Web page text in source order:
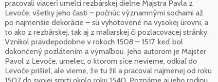
pracovali viacerí umelci rezbárskej dielne Majstra Pavla z
Levoče, všetky jeho časti – počnúc významnými sochami až
po najmenšie dekorácie – sú vyhotovené na vysokej úrovni, a
to ako z rezbárskej, tak aj z maliarskej či pozlacovacej stránky.
Vznikol pravdepodobne v rokoch 1508 – 1517, keď bol
dokončený pozlátením a výmaľbou. Jeho autorom je Majster
Pavol z Levoče, umelec, o ktorom síce nevieme, odkiaľ do
Levoče prišiel, ale vieme, že tu žil a pracoval najmenej od roku